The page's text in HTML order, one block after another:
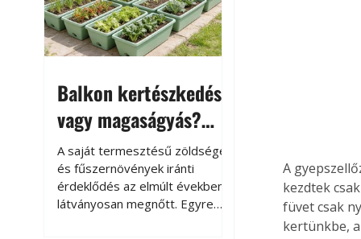
Balkon kertészkedés
vagy magaságyás?
Helytakarékos
kertészkedés
A saját termesztésű zöldségek
és fűszernövények iránti
érdeklődés az elmúlt években
látványosan megnőtt. Egyre
A
kezdtek
füvet csak
kertünkbe,